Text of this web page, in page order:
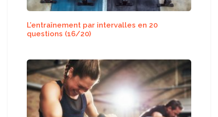
L’entraînement par intervalles en 20
questions (16/20)